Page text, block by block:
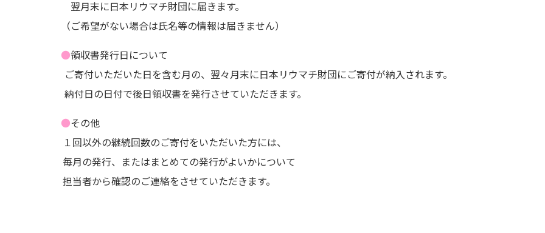
翌月末に日本リウマチ財団に届きます。
（ご希望がない場合は氏名等の情報は届きません）
●領収書発行日について
ご寄付いただいた日を含む月の、翌々月末に日本リウマチ財団にご寄付が納入されます。
納付日の日付で後日領収書を発行させていただきます。
●その他
１回以外の継続回数のご寄付をいただいた方には、
毎月の発行、またはまとめての発行がよいかについて
担当者から確認のご連絡をさせていただきます。